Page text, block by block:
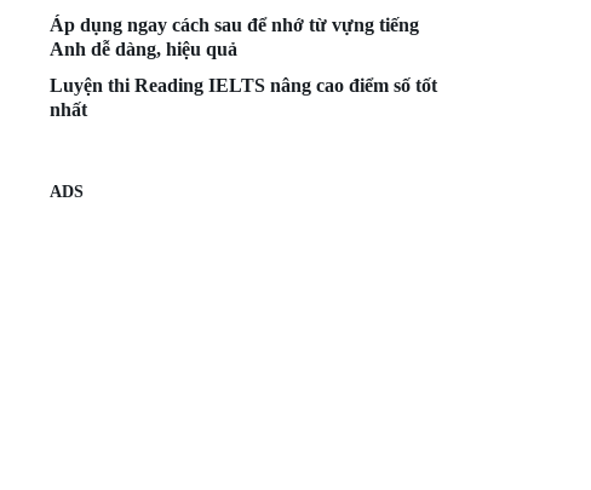
Áp dụng ngay cách sau để nhớ từ vựng tiếng
Anh dễ dàng, hiệu quả
Luyện thi Reading IELTS nâng cao điểm số tốt
nhất
ADS